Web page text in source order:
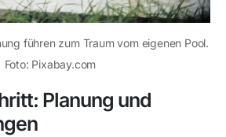
führen zum Traum vom eigenen Pool.
Foto: Pixabay.com
Planung und